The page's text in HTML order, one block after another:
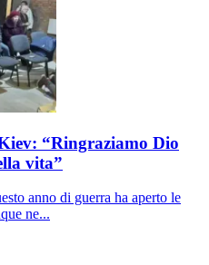
“Ringraziamo Dio
vita”
anno di guerra ha aperto le
ne...